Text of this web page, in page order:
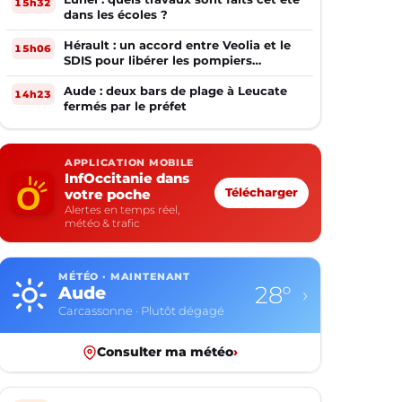
dans les écoles ?
15h06
Hérault : un accord entre Veolia et le
SDIS pour libérer les pompiers
volontaires
14h23
Aude : deux bars de plage à Leucate
fermés par le préfet
APPLICATION MOBILE
InfOccitanie dans
votre poche
Alertes en temps réel,
météo & trafic
Télécharger
MÉTÉO · MAINTENANT
Aveyron
Rodez · Plutôt dégagé
24° ›
Consulter ma météo›